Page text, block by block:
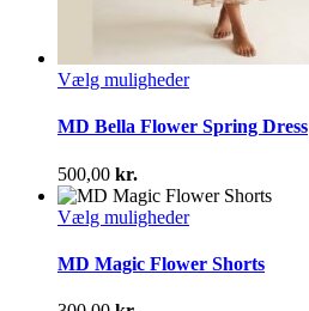
Vælg mulighederDette
har
flere
Mulighederne
kan
vælges
varesiden
MD Bella Flower Spring Dress
500,00 kr.
Vælg mulighederDette
har
MD Magic Flower Shorts